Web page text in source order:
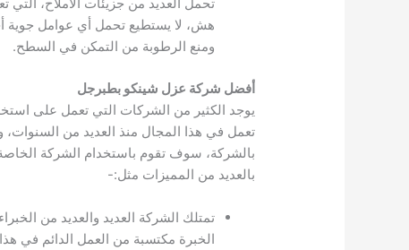
هش، لا يستطيع تحمل أي عوامل جوية
ومنع الرطوبة من التمكن في السطح.
أفضل شركة عزل شينكو بطبرجل
يوجد الكثير من الشركات التي تعمل على
تعمل في هذا المجال منذ العديد من
بالشركة، سوف تقوم باستخدام الشركة
بالعديد من المميزات مثل:-
تمتلك الشركة العديد والعديد من
الخبرة مكتسبة من العمل الدائم في